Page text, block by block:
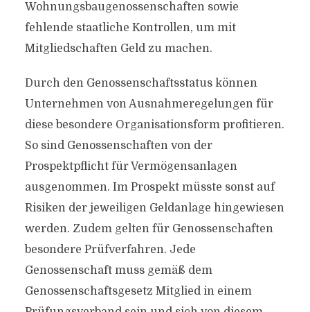
Wohnungsbaugenossenschaften sowie
fehlende staatliche Kontrollen, um mit
Mitgliedschaften Geld zu machen.
Durch den Genossenschaftsstatus können
Unternehmen von Ausnahmeregelungen für
diese besondere Organisationsform profitieren.
So sind Genossenschaften von der
Prospektpflicht für Vermögensanlagen
ausgenommen. Im Prospekt müsste sonst auf
Risiken der jeweiligen Geldanlage hingewiesen
werden. Zudem gelten für Genossenschaften
besondere Prüfverfahren. Jede
Genossenschaft muss gemäß dem
Genossenschaftsgesetz Mitglied in einem